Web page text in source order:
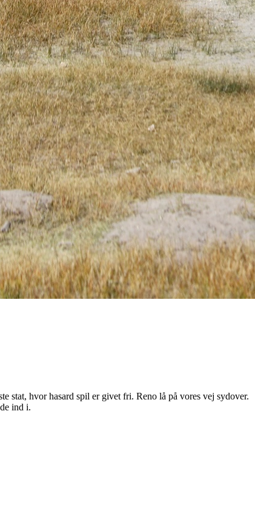
stat, hvor hasard spil er givet fri. Reno lå på vores vej sydover.
ind i.